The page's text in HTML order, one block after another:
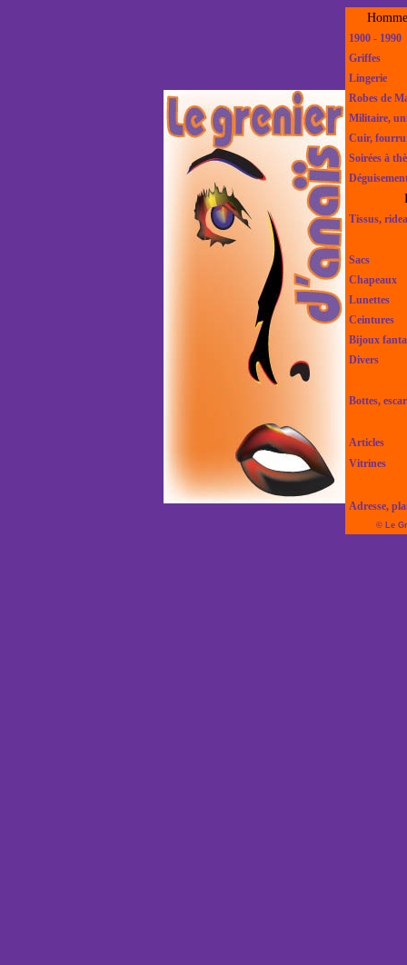
1900 - 1990
Griffes
Lingerie
Robes de
Militaire,
Cuir,
Soirées à
Tissus,
Sacs
Chapeaux
Lunettes
Ceintures
Bijoux
Divers
Bottes,
Articles
Vitrines
Adresse,
© Le